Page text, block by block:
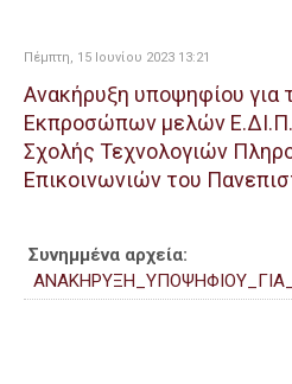
Πέμπτη, 15 Ιουνίου 2023 13:21
Ανακήρυξη υποψηφίου για
Εκπροσώπων μελών
Σχολής Τεχνολογιών
Επικοινωνιών του
Συνημμένα αρχεία: